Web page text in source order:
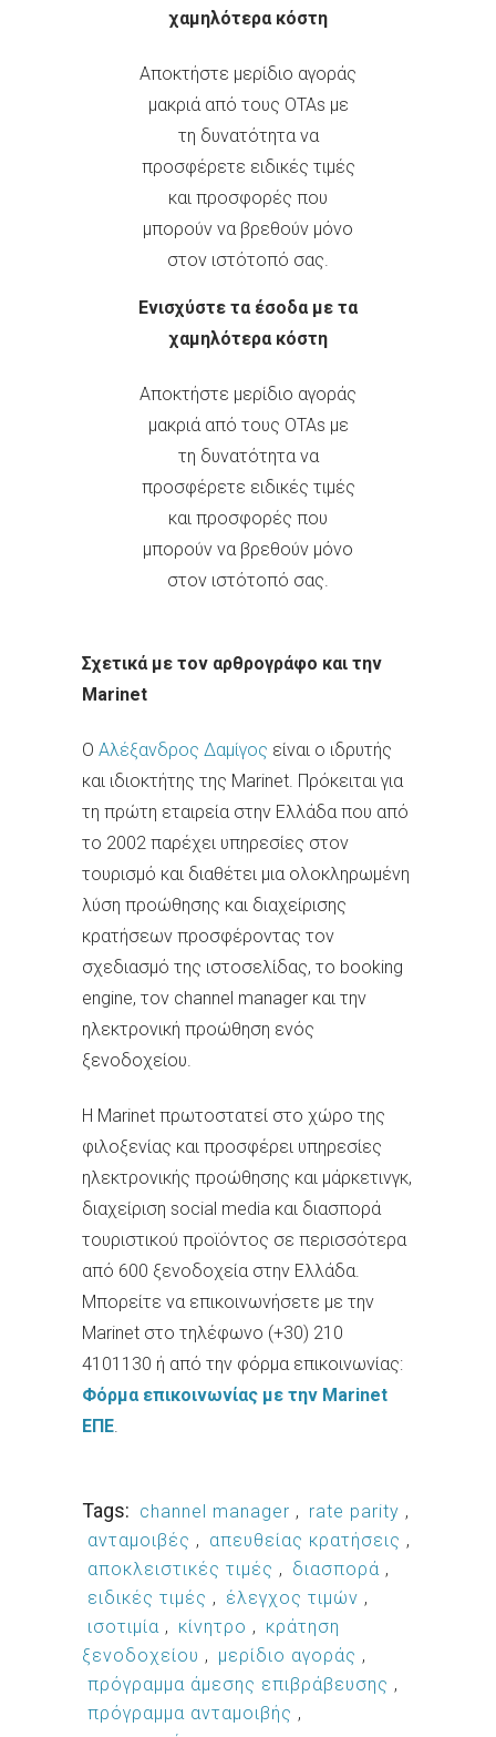
χαμηλότερα κόστη
Αποκτήστε μερίδιο αγοράς
μακριά από τους ΟΤΑs με
τη δυνατότητα να
προσφέρετε ειδικές τιμές
και προσφορές που
μπορούν να βρεθούν μόνο
στον ιστότοπό σας.
Ενισχύστε τα έσοδα με τα
χαμηλότερα κόστη
Αποκτήστε μερίδιο αγοράς
μακριά από τους ΟΤΑs με
τη δυνατότητα να
προσφέρετε ειδικές τιμές
και προσφορές που
μπορούν να βρεθούν μόνο
στον ιστότοπό σας.
Σχετικά με τον αρθρογράφο και την
Marinet
Ο Αλέξανδρος Δαμίγος είναι ο ιδρυτής
και ιδιοκτήτης της Marinet. Πρόκειται για
τη πρώτη εταιρεία στην Ελλάδα που από
το 2002 παρέχει υπηρεσίες στον
τουρισμό και διαθέτει μια ολοκληρωμένη
λύση προώθησης και διαχείρισης
κρατήσεων προσφέροντας τον
σχεδιασμό της ιστοσελίδας, το booking
engine, τον channel manager και την
ηλεκτρονική προώθηση ενός
ξενοδοχείου.
Η Marinet πρωτοστατεί στο χώρο της
φιλοξενίας και προσφέρει υπηρεσίες
ηλεκτρονικής προώθησης και μάρκετινγκ,
διαχείριση social media και διασπορά
τουριστικού προϊόντος σε περισσότερα
από 600 ξενοδοχεία στην Ελλάδα.
Μπορείτε να επικοινωνήσετε με την
Marinet στο τηλέφωνο (+30) 210
4101130 ή από την φόρμα επικοινωνίας:
Φόρμα επικοινωνίας με την Marinet
ΕΠΕ.
Tags: channel manager , rate parity ,
ανταμοιβές , απευθείας κρατήσεις ,
αποκλειστικές τιμές , διασπορά ,
ειδικές τιμές , έλεγχος τιμών ,
ισοτιμία , κίνητρο , κράτηση
ξενοδοχείου , μερίδιο αγοράς ,
πρόγραμμα άμεσης επιβράβευσης ,
πρόγραμμα ανταμοιβής ,